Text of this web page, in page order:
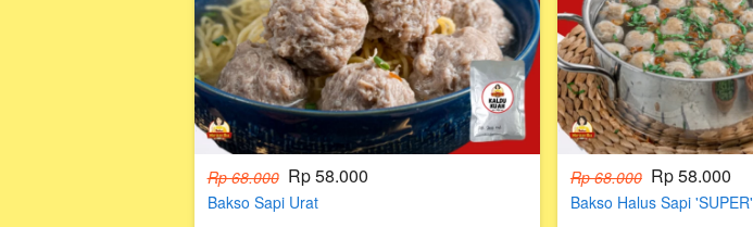
Rp 68.000 Rp 58.000
Bakso Sapi Urat
Rp 68.000 Rp 58.000
Bakso Halus Sapi 'SUPER'